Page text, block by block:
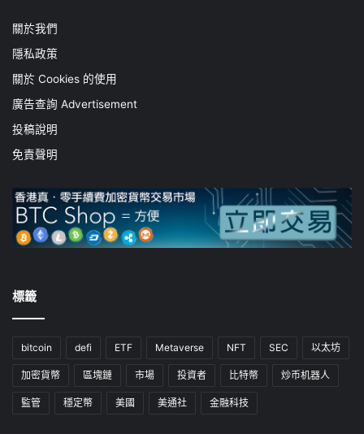
關於我們
隱私政策
關於 Cookies 的使用
廣告查詢 Advertisement
投稿說明
免責聲明
標籤
bitcoin defi ETF Metaverse NFT SEC 以太坊
加密貨幣 區塊鏈 市場 投資者 比特幣 炒币机器人
監管 穩定幣 美國 美通社 金融科技